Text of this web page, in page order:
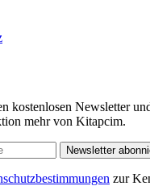
kostenlosen Newsletter
mehr von Kitapcim.
Newsletter
zur